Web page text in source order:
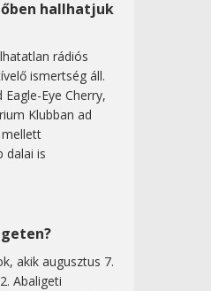
hallhatjuk
rádiós
ismertség áll.
Eye Cherry,
Klubban ad
dalai is
akik augusztus 7.
Abaligeti